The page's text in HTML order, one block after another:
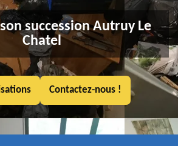
succession Autruy Le
Chatel
Contactez-nous !